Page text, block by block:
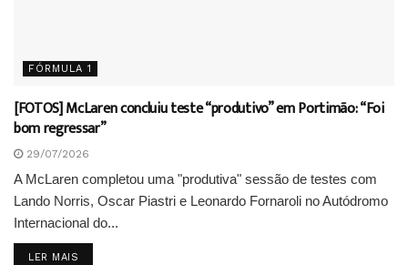
FÓRMULA 1
[FOTOS] McLaren concluiu teste “produtivo” em Portimão: “Foi
bom regressar”
29/07/2026
A McLaren completou uma "produtiva" sessão de testes com
Lando Norris, Oscar Piastri e Leonardo Fornaroli no Autódromo
Internacional do...
LER MAIS